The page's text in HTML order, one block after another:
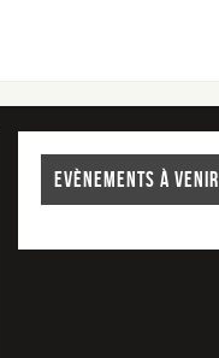
EVÈNEMENTS À VENIR